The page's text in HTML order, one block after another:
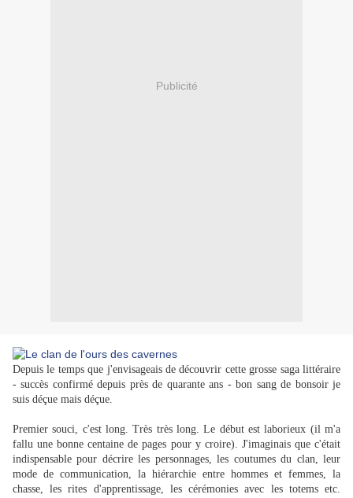
Publicité
Depuis le temps que j'envisageais de découvrir cette grosse saga littéraire
- succès confirmé depuis près de quarante ans - bon sang de bonsoir je
suis déçue mais déçue.
Premier souci, c'est long. Très très long. Le début est laborieux (il m'a
fallu une bonne centaine de pages pour y croire). J'imaginais que c'était
indispensable pour décrire les personnages, les coutumes du clan, leur
mode de communication, la hiérarchie entre hommes et femmes, la
chasse, les rites d'apprentissage, les cérémonies avec les totems etc.